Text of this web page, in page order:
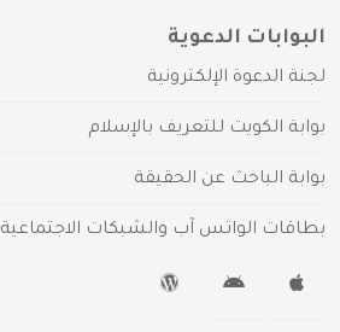
البوابات الدعوية
لجنة الدعوة الإلكترونية
بوابة الكويت للتعريف بالإسلام
بوابة الباحث عن الحقيقة
بطاقات الواتس آب والشبكات الاجتماعية